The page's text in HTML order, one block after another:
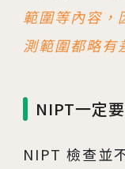
範圍等內容，
測範圍都略有
NIPT一定
NIPT 檢查並